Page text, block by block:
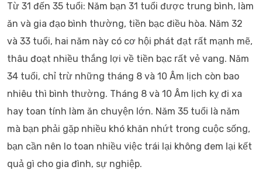
Từ 31 đến 35 tuổi: Năm bạn 31 tuổi được trung bình, làm
ăn và gia đạo bình thường, tiền bạc điều hòa. Năm 32
và 33 tuổi, hai năm này có cơ hội phát đạt rất mạnh mẽ,
thâu đoạt nhiều thắng lợi về tiền bạc rất vẻ vang. Năm
34 tuổi, chỉ trừ những tháng 8 và 10 Âm lịch còn bao
nhiêu thì bình thường. Tháng 8 và 10 Âm lịch kỵ đi xa
hay toan tính làm ăn chuyện lớn. Năm 35 tuổi là năm
mà bạn phải gặp nhiều khó khăn nhứt trong cuộc sống,
bạn cần nên lo toan nhiều việc trái lại không đem lại kết
quả gì cho gia đình, sự nghiệp.